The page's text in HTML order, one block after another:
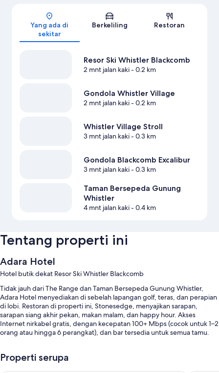
Peta
Yang ada di
sekitar
Berkeliling Restoran
Resor Ski Whistler Blackcomb
2 mnt jalan kaki- 0.2 km
Gondola Whistler Village
2 mnt jalan kaki- 0.2 km
Whistler Village Stroll
3 mnt jalan kaki- 0.3 km
Gondola Blackcomb Excalibur
3 mnt jalan kaki- 0.3 km
Taman Bersepeda Gunung
Whistler
4 mnt jalan kaki- 0.4 km
Tentang properti ini
Adara Hotel
Hotel butik dekat Resor Ski Whistler Blackcomb
Tidak jauh dari The Range dan Taman Bersepeda Gunung Whistler,
Adara Hotel menyediakan di sebelah lapangan golf, teras, dan perapian
di lobi. Restoran di properti ini, Stonesedge, menyajikan sarapan,
sarapan siang akhir pekan, makan malam, dan happy hour. Akses
Internet nirkabel gratis, dengan kecepatan 100+ Mbps (cocok untuk 1–2
orang atau hingga 6 perangkat), dan bar tersedia untuk semua tamu.
Kolam renang outdoor serta kursi berjemur
Properti serupa